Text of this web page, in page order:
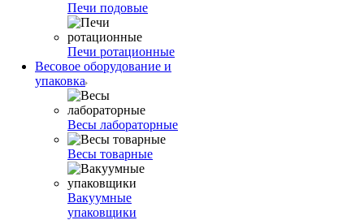
Печи подовые
Печи ротационные
Весовое оборудование и
упаковка
Весы лабораторные
Весы товарные
Вакуумные
упаковщики